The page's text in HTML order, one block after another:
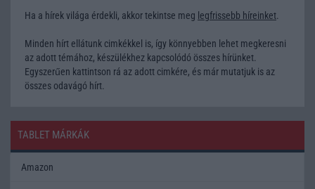
Ha a hírek világa érdekli, akkor tekintse meg legfrissebb híreinket
Minden hírt ellátunk cimkékkel is, így könnyebben lehet megkeresni
az adott témához, készülékhez kapcsolódó összes hírünket.
Egyszerűen kattintson rá az adott cimkére, és már mutatjuk is az
összes odavágó hírt.
TABLET MÁRKÁK
Amazon